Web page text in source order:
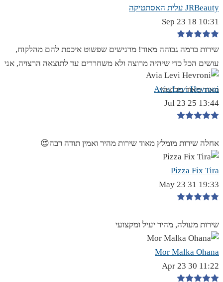
JRBeauty עלית האסתטיקה
10:31 18 Sep 23
שירות ברמה גבוהה מאוד! מרגישים שפשוט איכפת להם מהלקוח,
עושים הכל כדי שיהיה מרוצה ולא משחררים עד לתוצאה הרצויה, אני
מאוד מאוד מרוצה!
Avia Levi Hevroni
13:44 25 Jul 23
אחלה שירות מומלץ מאוד שירות מהיר ואמין תודה רבה😍
Pizza Fix Tira
19:33 31 May 23
שירות מעולה, מהיר יעיל ומקצועי
Mor Malka Ohana
11:22 30 Apr 23